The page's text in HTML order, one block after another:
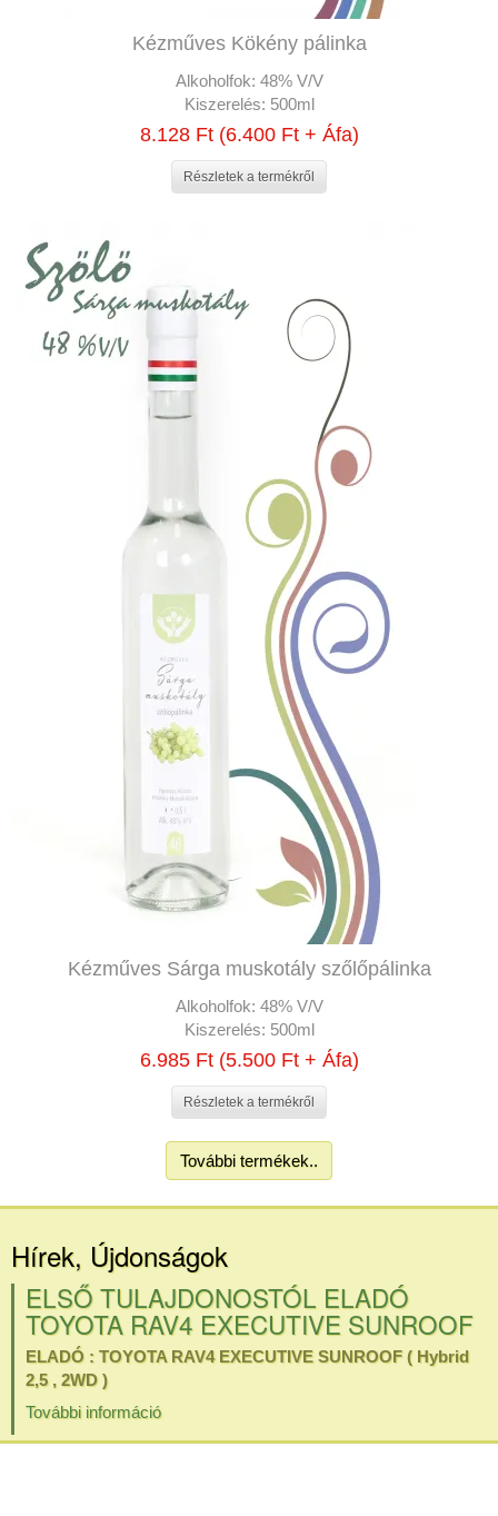
Kézműves Kökény pálinka
Alkoholfok: 48% V/V
Kiszerelés: 500ml
8.128 Ft (6.400 Ft + Áfa)
Részletek a termékről
Kézműves Sárga muskotály szőlőpálinka
Alkoholfok: 48% V/V
Kiszerelés: 500ml
6.985 Ft (5.500 Ft + Áfa)
Részletek a termékről
További termékek..
Hírek, Újdonságok
ELSŐ TULAJDONOSTÓL ELADÓ
TOYOTA RAV4 EXECUTIVE SUNROOF
ELADÓ : TOYOTA RAV4 EXECUTIVE SUNROOF ( Hybrid
2,5 , 2WD )
További információ